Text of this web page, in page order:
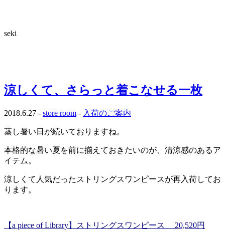
seki
涼しくて、さらっと着こなせる一枚
2018.6.27 - store room - 入荷のご案内
蒸し暑い日が続いておりますね。
本格的な暑い夏を前に揃えておきたいのが、清涼感のあるア
イテム。
涼しくて人気だったストリングスワンピースが再入荷してお
ります。
【a piece of Library】ストリングスワンピース 20,520円